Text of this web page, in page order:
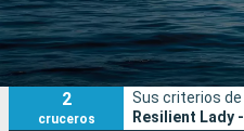
Fecha de salida
Puertos
2
cruceros
Sus criterios
Resilient Lady